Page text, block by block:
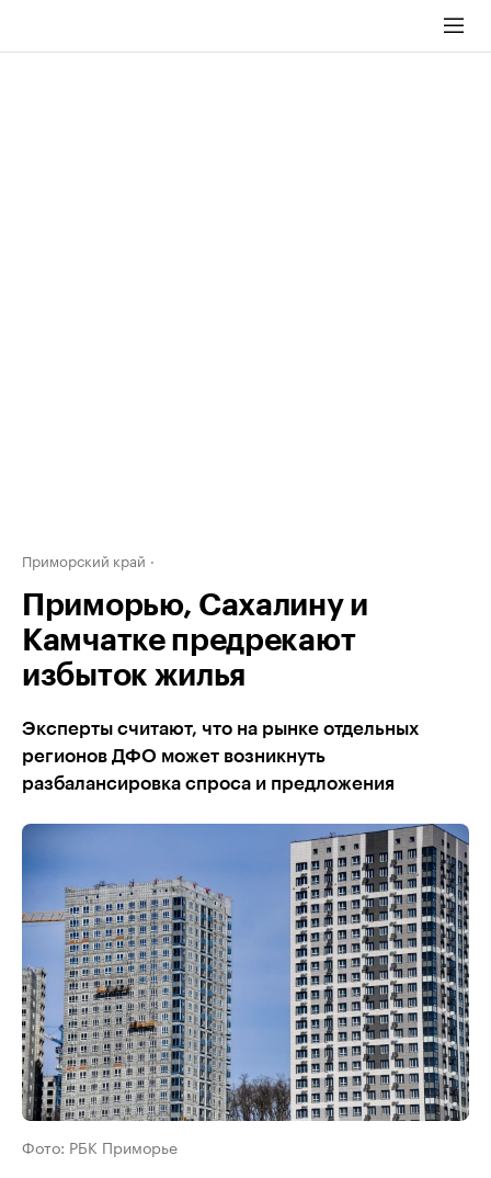
Приморский край
Приморью, Сахалину и
Камчатке предрекают
избыток жилья
Эксперты считают, что на рынке отдельных
регионов ДФО может возникнуть
разбалансировка спроса и предложения
Фото: РБК Приморье